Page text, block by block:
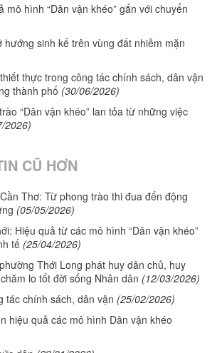
mô hình “Dân vận khéo” gắn với chuyển
hướng sinh kế trên vùng đất nhiễm mặn
thực trong công tác chính sách, dân vận
thành phố (30/06/2026)
“Dân vận khéo” lan tỏa từ những việc
2026)
CŨ HƠN
Thơ: Từ phong trào thi đua đến động
(05/05/2026)
Hiệu quả từ các mô hình “Dân vận khéo”
tế (25/04/2026)
Thới Long phát huy dân chủ, huy
lo tốt đời sống Nhân dân (12/03/2026)
tác chính sách, dân vận (25/02/2026)
hiệu quả các mô hình Dân vận khéo